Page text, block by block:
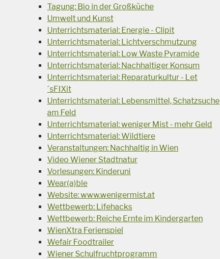
Tagung: Bio in der Großküche
Umwelt und Kunst
Unterrichtsmaterial: Energie - Clipit
Unterrichtsmaterial: Lichtverschmutzung
Unterrichtsmaterial: Low Waste Pyramide
Unterrichtsmaterial: Nachhaltiger Konsum
Unterrichtsmaterial: Reparaturkultur - Let
´sFIXit
Unterrichtsmaterial: Lebensmittel, Schatzsuche
am Feld
Unterrichtsmaterial: weniger Mist - mehr Geld
Unterrichtsmaterial: Wildtiere
Veranstaltungen: Nachhaltig in Wien
Video Wiener Stadtnatur
Vorlesungen: Kinderuni
Wear(a)ble
Website: www.wenigermist.at
Wettbewerb: Lifehacks
Wettbewerb: Reiche Ernte im Kindergarten
WienXtra Ferienspiel
Wefair Foodtrailer
Wiener Schulfruchtprogramm